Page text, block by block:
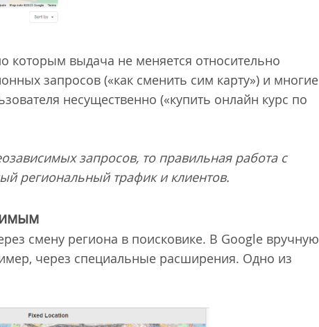
которым выдача не меняется относительно
запросов («как сменить сим карту») и многие
несущественно («купить онлайн курс по
запросов, то правильная работа с
региональный трафик и клиентов.
смену региона в поисковике. В Google вручную
через специальные расширения. Одно из